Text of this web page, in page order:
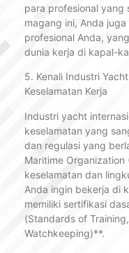
para profesional yang
magang ini, Anda
profesional Anda,
dunia kerja di kapal-
5. Kenali Industri
Keselamatan Kerja
Industri yacht
keselamatan yang
dan regulasi yang
Maritime
keselamatan dan
Anda ingin bekerja di
memiliki sertifikasi
(Standards of
Watchkeeping)**.